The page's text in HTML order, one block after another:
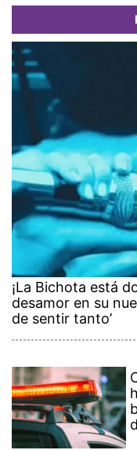
¡La Bichota está
desamor en su
de sentir tanto’